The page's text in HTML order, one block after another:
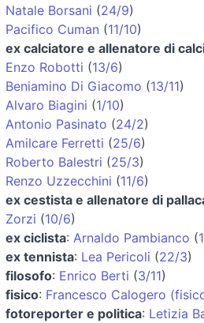
Natale Borsani (24/9)
Pacifico Cuman (11/10)
ex calciatore e allenatore di
Enzo Robotti (13/6)
Beniamino Di Giacomo (13/11)
Alvaro Biagini (1/10)
Antonio Pasinato (24/2)
Amilcare Ferretti (25/6)
Roberto Balestri (25/3)
Renzo Uzzecchini (11/6)
ex cestista e allenatore di
Zorzi (10/6)
ex ciclista: Arnaldo Pambianco (
ex tennista: Lea Pericoli (22/3)
filosofo: Enrico Berti (3/11)
fisico: Francesco Calogero
fotoreporter e politica: Letizia